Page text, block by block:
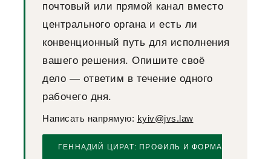
почтовый или прямой канал вместо
центрального органа и есть ли
конвенционный путь для исполнения
вашего решения. Опишите своё
дело — ответим в течение одного
рабочего дня.
Написать напрямую: kyiv@jvs.law
ГЕННАДИЙ ЦИРАТ: ПРОФИЛЬ И ФОРМА